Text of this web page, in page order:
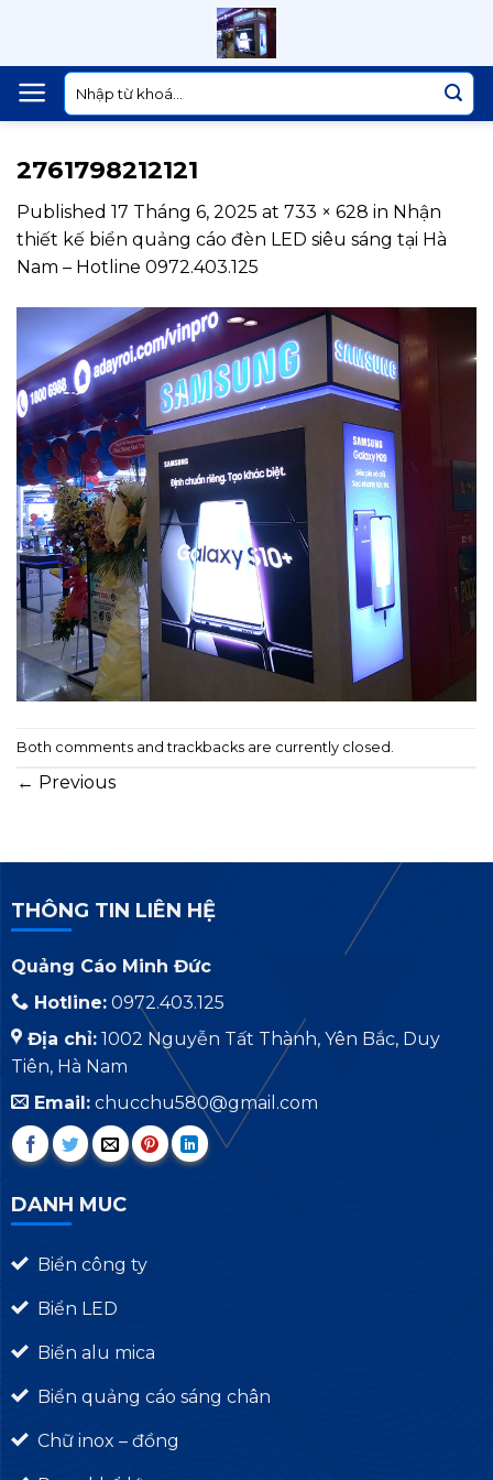
content
Tìm
kiếm:
2761798212121
Published 17 Tháng 6, 2025 at 733 × 628 in Nhận
thiết kế biển quảng cáo đèn LED siêu sáng tại Hà
Nam – Hotline 0972.403.125
Both comments and trackbacks are currently closed.
← Previous
THÔNG TIN LIÊN HỆ
Quảng Cáo Minh Đức
Hotline:0972.403.125
Địa chỉ:1002 Nguyễn Tất Thành, Yên Bắc, Duy
Tiên, Hà Nam
Email:chucchu580@gmail.com
DANH MUC
Biển công ty
Biển LED
Biển alu mica
Biển quảng cáo sáng chân
Chữ inox – đồng